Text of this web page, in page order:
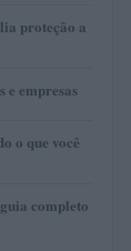
proteção a
e empresas
o que você
completo